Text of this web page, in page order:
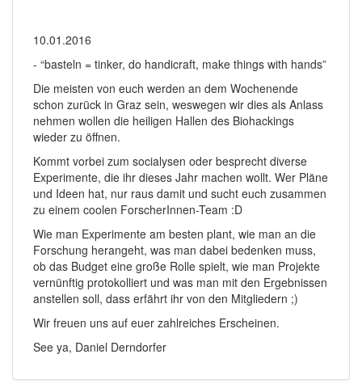
10.01.2016
- “basteln = tinker, do handicraft, make things with hands”
Die meisten von euch werden an dem Wochenende
schon zurück in Graz sein, weswegen wir dies als Anlass
nehmen wollen die heiligen Hallen des Biohackings
wieder zu öffnen.
Kommt vorbei zum socialysen oder besprecht diverse
Experimente, die ihr dieses Jahr machen wollt. Wer Pläne
und Ideen hat, nur raus damit und sucht euch zusammen
zu einem coolen ForscherInnen-Team :D
Wie man Experimente am besten plant, wie man an die
Forschung herangeht, was man dabei bedenken muss,
ob das Budget eine große Rolle spielt, wie man Projekte
vernünftig protokolliert und was man mit den Ergebnissen
anstellen soll, dass erfährt ihr von den Mitgliedern ;)
Wir freuen uns auf euer zahlreiches Erscheinen.
See ya, Daniel Derndorfer